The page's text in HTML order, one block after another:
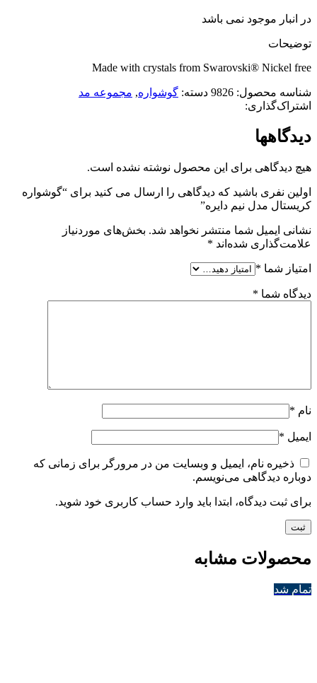
در انبار موجود نمی باشد
توضیحات
Made with crystals from Swarovski® Nickel free
شناسه محصول: 9826 دسته: گوشواره, مجموعه مد
اشتراک‌گذاری:
دیدگاهها
هیچ دیدگاهی برای این محصول نوشته نشده است.
اولین نفری باشید که دیدگاهی را ارسال می کنید برای “گوشواره
کریستال مدل نیم دایره”
نشانی ایمیل شما منتشر نخواهد شد. بخش‌های موردنیاز
علامت‌گذاری شده‌اند *
امتیاز شما *
دیدگاه شما *
نام *
ایمیل *
ذخیره نام، ایمیل و وبسایت من در مرورگر برای زمانی که
دوباره دیدگاهی می‌نویسم.
برای ثبت دیدگاه، ابتدا باید وارد حساب کاربری خود شوید.
محصولات مشابه
تمام شد